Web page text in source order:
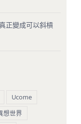
正變成可以斜槓
Ucome
想世界